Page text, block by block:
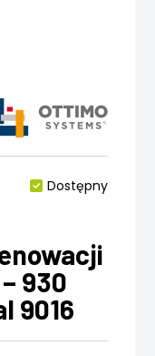
Dostępny
930
9016